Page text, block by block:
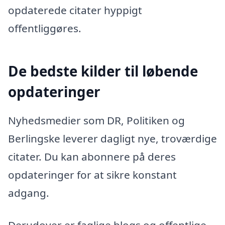
opdaterede citater hyppigt
offentliggøres.
De bedste kilder til løbende
opdateringer
Nyhedsmedier som DR, Politiken og
Berlingske leverer dagligt nye, troværdige
citater. Du kan abonnere på deres
opdateringer for at sikre konstant
adgang.